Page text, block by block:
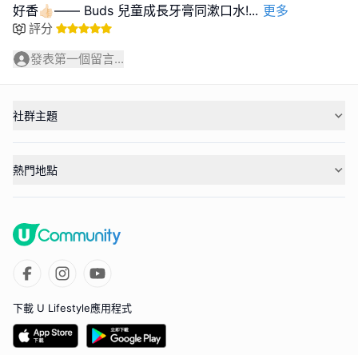
好香👍🏻—— Buds 兒童成長牙膏同漱口水!... 更多
評分
發表第一個留言...
社群主題
熱門地點
下載 U Lifestyle應用程式